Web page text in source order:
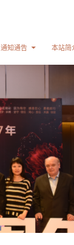
通知通告 本站简